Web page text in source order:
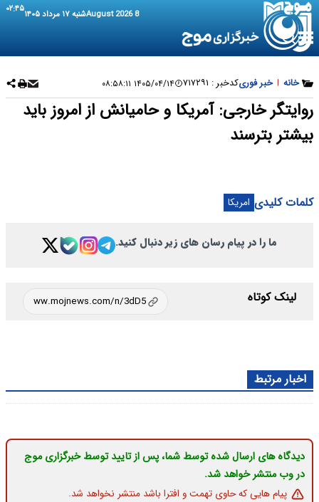
8 August 2026 شنبه ۱۷ مرداد ۱۴۰۵ ۰۲:۴۵
خانه | خبر فوریکدخبر : ۷۱۷۲۹۱ ۱۴۰۵/۰۴/۱۴ ۰۸:۵۸:۱۱
روایتگر خارجی: آمریکا و حامیانش از امروز باید
بیشتر بترسند
کلمات کلیدی امریکا
ما را در پیام رسان های زیر دنبال کنید.
لینک کوتاه
اخبار مرتبط
دیدگاه های ارسال شده توسط شما، پس از تایید توسط خبرگزاری موج
در وب منتشر خواهد شد.
پیام هایی که حاوی تهمت و افترا باشد منتشر نخواهد شد.